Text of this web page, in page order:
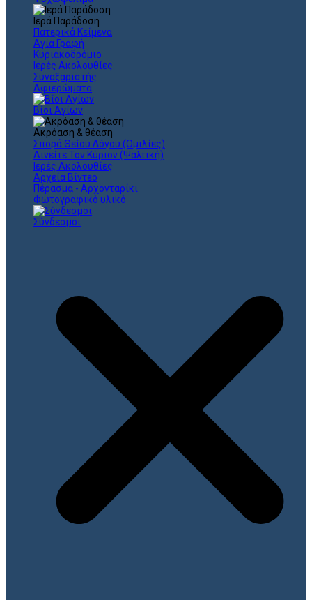
Ιερά Παράδοση
Πατερικά Κείμενα
Αγία Γραφή
Κυριακοδρόμιο
Ιερές Ακολουθίες
Συναξαριστής
Αφιερώματα
Βίοι Αγίων
Ακρόαση & θέαση
Σπορά Θείου Λόγου (Ομιλίες)
Αινείτε Τον Κύριον (Ψαλτική)
Ιερές Ακολουθίες
Αρχεία Βίντεο
Πέρασμα - Αρχονταρίκι
Φωτογραφικό υλικό
Σύνδεσμοι